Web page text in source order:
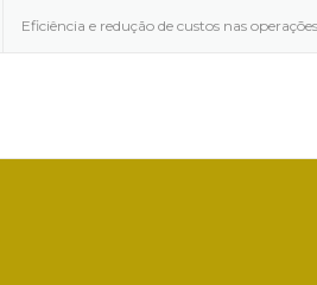
Eficiência e redução de custos nas